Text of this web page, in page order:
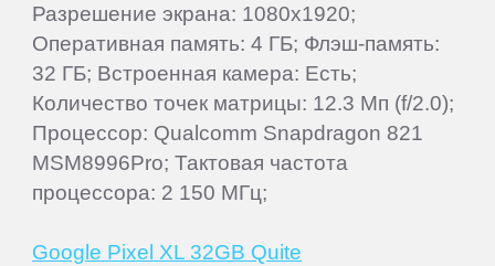
Разрешение экрана: 1080x1920;
Оперативная память: 4 ГБ; Флэш-память:
32 ГБ; Встроенная камера: Есть;
Количество точек матрицы: 12.3 Мп (f/2.0);
Процессор: Qualcomm Snapdragon 821
MSM8996Pro; Тактовая частота
процессора: 2 150 МГц;
Google Pixel XL 32GB Quite